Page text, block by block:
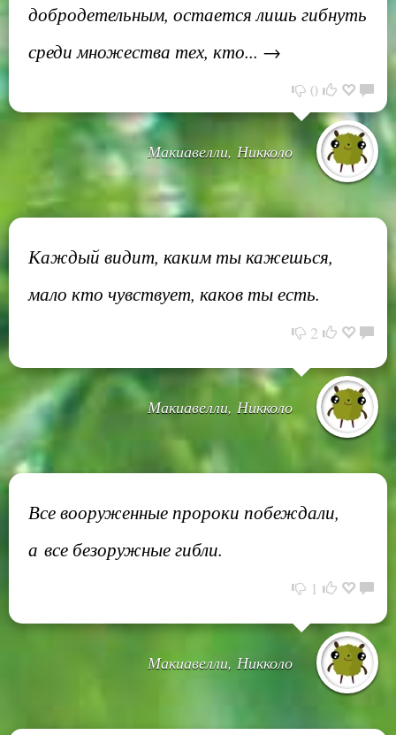
добродетельным, остается лишь гибнуть
среди множества тех, кто... →
0
Макиавелли, Никколо
Каждый видит, каким ты кажешься,
мало кто чувствует, каков ты есть.
2
Макиавелли, Никколо
Все вооруженные пророки побеждали,
а все безоружные гибли.
1
Макиавелли, Никколо